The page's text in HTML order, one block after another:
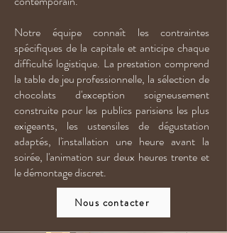
Notre équipe connaît les contraintes
spécifiques de la capitale et anticipe chaque
difficulté logistique. La prestation comprend
la table de jeu professionnelle, la sélection de
chocolats d'exception soigneusement
construite pour les publics parisiens les plus
exigeants, les ustensiles de dégustation
adaptés, l'installation une heure avant la
soirée, l'animation sur deux heures trente et
le démontage discret.
Nous contacter